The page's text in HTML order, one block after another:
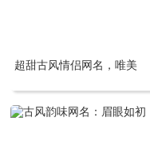
超甜古风情侣网名，唯美